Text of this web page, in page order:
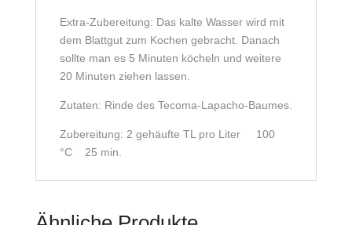
Extra-Zubereitung: Das kalte Wasser wird mit
dem Blattgut zum Kochen gebracht. Danach
sollte man es 5 Minuten köcheln und weitere
20 Minuten ziehen lassen.
Zutaten: Rinde des Tecoma-Lapacho-Baumes.
Zubereitung: 2 gehäufte TL pro Liter 100
°C 25 min.